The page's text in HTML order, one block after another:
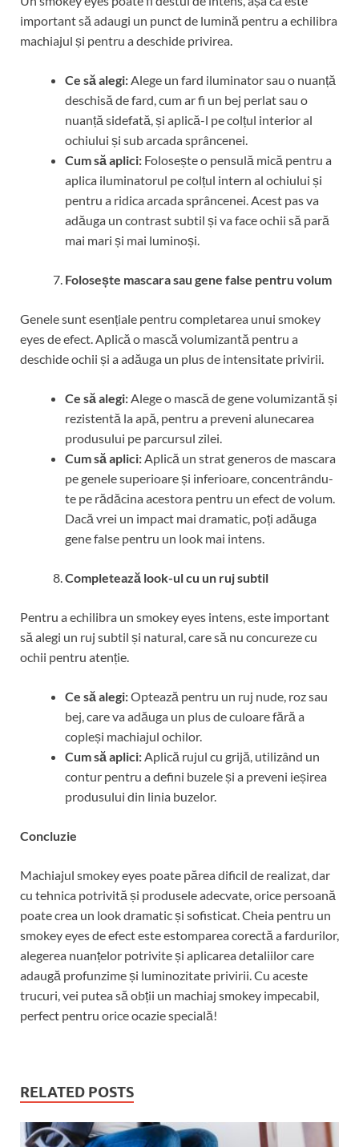
important să adaugi un punct de lumină pentru a echilibra
machiajul și pentru a deschide privirea.
Ce să alegi:Alege un fard iluminator sau o nuanță
deschisă de fard, cum ar fi un bej perlat sau o
nuanță sidefată, și aplică-l pe colțul interior al
ochiului și sub arcada sprâncenei.
Cum să aplici: Folosește o pensulă mică pentru a
aplica iluminatorul pe colțul intern al ochiului și
pentru a ridica arcada sprâncenei. Acest pas va
adăuga un contrast subtil și va face ochii să pară
mai mari și mai luminoși.
Folosește mascara sau gene false pentru volum
Genele sunt esențiale pentru completarea unui smokey
eyes de efect. Aplică o mască volumizantă pentru a
deschide ochii și a adăuga un plus de intensitate privirii.
Ce să alegi:Alege o mască de gene volumizantă și
rezistentă la apă, pentru a preveni alunecarea
produsului pe parcursul zilei.
Cum să aplici:Aplică un strat generos de mascara
pe genele superioare și inferioare, concentrându-
te pe rădăcina acestora pentru un efect de volum.
Dacă vrei un impact mai dramatic, poți adăuga
gene false pentru un look mai intens.
Completează look-ul cu un ruj subtil
Pentru a echilibra un smokey eyes intens, este important
să alegi un ruj subtil și natural, care să nu concureze cu
ochii pentru atenție.
Ce să alegi:Optează pentru un ruj nude, roz sau
bej, care va adăuga un plus de culoare fără a
copleși machiajul ochilor.
Cum să aplici:Aplică rujul cu grijă, utilizând un
contur pentru a defini buzele și a preveni ieșirea
produsului din linia buzelor.
Concluzie
Machiajul smokey eyes poate părea dificil de realizat, dar
cu tehnica potrivită și produsele adecvate, orice persoană
poate crea un look dramatic și sofisticat. Cheia pentru un
smokey eyes de efect este estomparea corectă a fardurilor,
alegerea nuanțelor potrivite și aplicarea detaliilor care
adaugă profunzime și luminozitate privirii. Cu aceste
trucuri, vei putea să obții un machiaj smokey impecabil,
perfect pentru orice ocazie specială!
RELATED POSTS